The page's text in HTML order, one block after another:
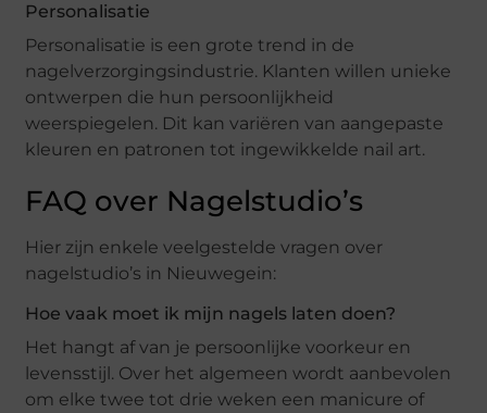
Personalisatie
Personalisatie is een grote trend in de
nagelverzorgingsindustrie. Klanten willen unieke
ontwerpen die hun persoonlijkheid
weerspiegelen. Dit kan variëren van aangepaste
kleuren en patronen tot ingewikkelde nail art.
FAQ over Nagelstudio’s
Hier zijn enkele veelgestelde vragen over
nagelstudio’s in Nieuwegein:
Hoe vaak moet ik mijn nagels laten doen?
Het hangt af van je persoonlijke voorkeur en
levensstijl. Over het algemeen wordt aanbevolen
om elke twee tot drie weken een manicure of